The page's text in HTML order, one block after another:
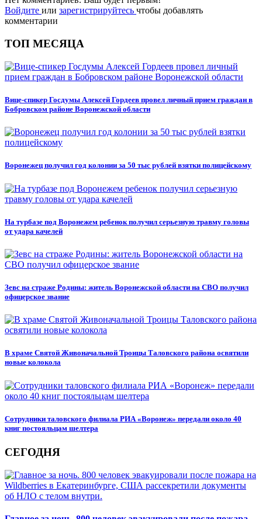
Войдите или зарегистрируйтесь чтобы добавлять
комментарии
ТОП МЕСЯЦА
Вице-спикер Госдумы Алексей Гордеев провел личный прием граждан в
Бобровском районе Воронежской области
Воронежец получил год колонии за 50 тыс рублей взятки полицейскому
На турбазе под Воронежем ребенок получил серьезную травму головы
от удара качелей
Зевс на страже Родины: житель Воронежской области на СВО получил
офицерское звание
В храме Святой Живоначальной Троицы Таловского района освятили
новые колокола
Сотрудники таловского филиала РИА «Воронеж» передали около 40
книг постояльцам шелтера
СЕГОДНЯ